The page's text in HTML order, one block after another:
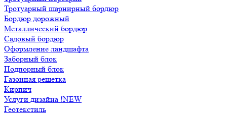
Тротуарный шарнирный бордюр
Бордюр дорожный
Металлический бордюр
Садовый бордюр
Оформление ландшафта
Заборный блок
Подпорный блок
Газонная решетка
Кирпич
Услуги дизайна !NEW
Геотекстиль